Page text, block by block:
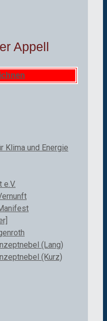
Appell
Klima und Energie
(Lang)
(Kurz)